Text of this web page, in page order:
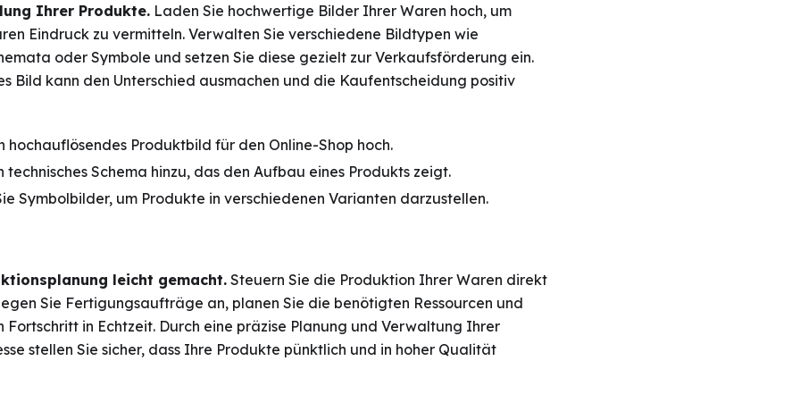
Ihrer Produkte. Laden Sie hochwertige Bilder Ihrer Waren hoch, um
Eindruck zu vermitteln. Verwalten Sie verschiedene Bildtypen wie
oder Symbole und setzen Sie diese gezielt zur Verkaufsförderung ein.
Bild kann den Unterschied ausmachen und die Kaufentscheidung positiv
hochauflösendes Produktbild für den Online-Shop hoch.
technisches Schema hinzu, das den Aufbau eines Produkts zeigt.
Symbolbilder, um Produkte in verschiedenen Varianten darzustellen.
leicht gemacht. Steuern Sie die Produktion Ihrer Waren direkt
Sie Fertigungsaufträge an, planen Sie die benötigten Ressourcen und
Fortschritt in Echtzeit. Durch eine präzise Planung und Verwaltung Ihrer
stellen Sie sicher, dass Ihre Produkte pünktlich und in hoher Qualität